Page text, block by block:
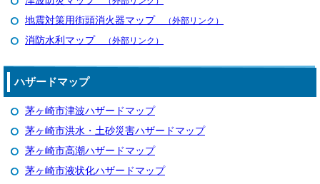
地震対策用街頭消火器マップ（外部リンク）
消防水利マップ（外部リンク）
ハザードマップ
茅ヶ崎市津波ハザードマップ
茅ヶ崎市洪水・土砂災害ハザードマップ
茅ヶ崎市高潮ハザードマップ
茅ヶ崎市液状化ハザードマップ